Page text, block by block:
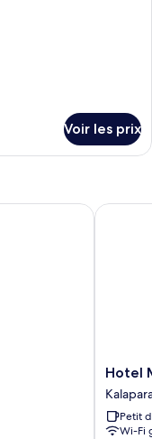
Voir les prix
Hotel
Marwah
Kalapara
Hotel
Petit
Wi-Fi
Hotel